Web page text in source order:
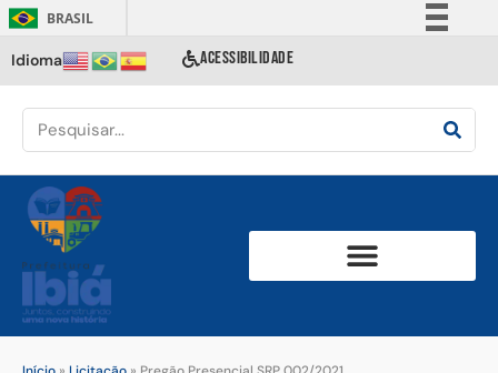
BRASIL
Comunica BR
Acesso à informação
Idioma ACESSIBILIDADE